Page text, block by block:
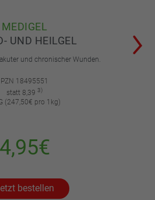
MEDIGEL
UND HEILGEL
und chronischer Wunden.
PZN 18495551
statt 8,39 3)
(247,50€ pro 1kg)
4,95€
bestellen